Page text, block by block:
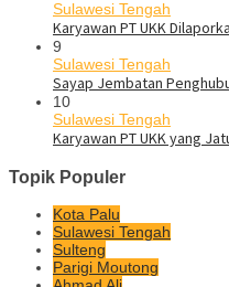
Sulawesi Tengah
Karyawan PT UKK
9
Sulawesi Tengah
Sayap Jembatan
10
Sulawesi Tengah
Karyawan PT UKK yang
Topik Populer
Kota Palu
Sulawesi Tengah
Sulteng
Parigi Moutong